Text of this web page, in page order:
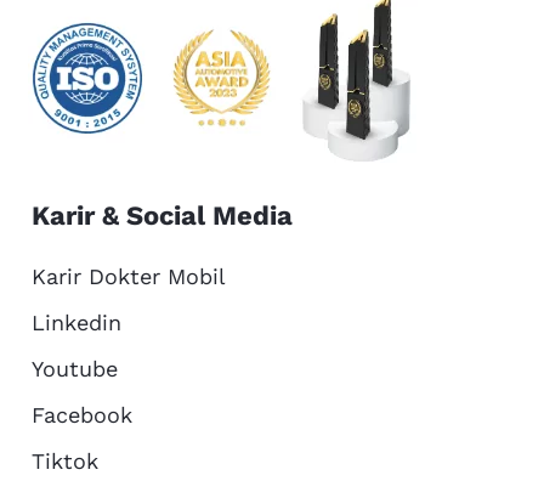
Karir & Social Media
Karir Dokter Mobil
Linkedin
Youtube
Facebook
Tiktok